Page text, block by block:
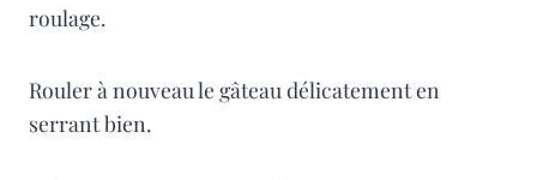
roulage.
Rouler à nouveau le gâteau délicatement en
serrant bien.